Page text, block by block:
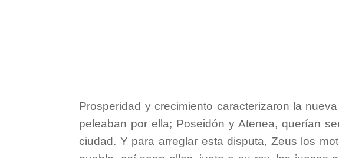
Prosperidad y crecimiento caracterizaron la
peleaban por ella; Poseidón y Atenea, querían
ciudad. Y para arreglar esta disputa, Zeus los